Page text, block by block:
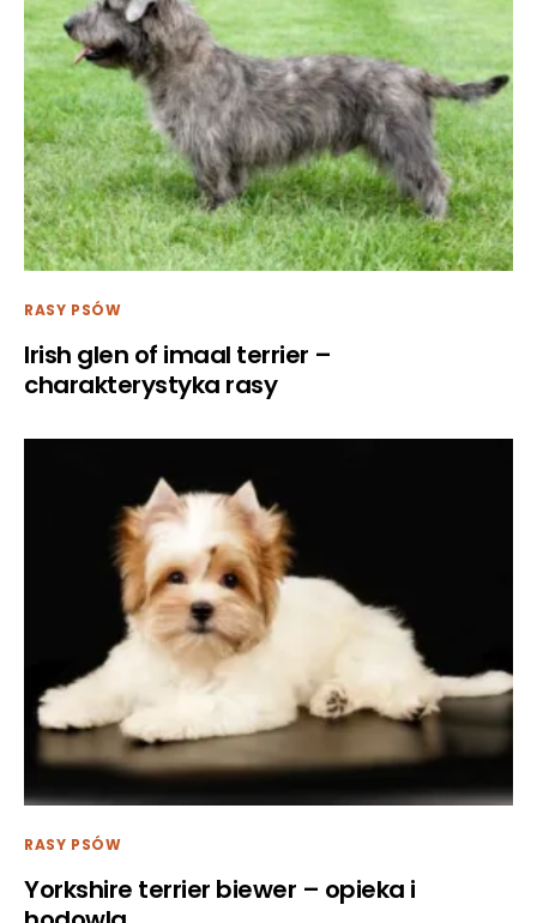
RASY PSÓW
Irish glen of imaal terrier –
charakterystyka rasy
RASY PSÓW
Yorkshire terrier biewer – opieka i